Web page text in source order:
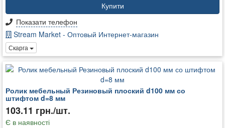
Купити
Показати телефон
Stream Market - Оптовый Интернет-магазин
Скарга
Ролик мебельный Резиновый плоский d100 мм со
штифтом d=8 мм
103.11 грн./шт.
Є в наявності